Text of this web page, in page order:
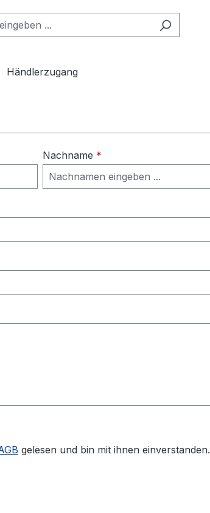
Händlerzugang
Nachname *
gelesen und bin mit ihnen einverstanden.